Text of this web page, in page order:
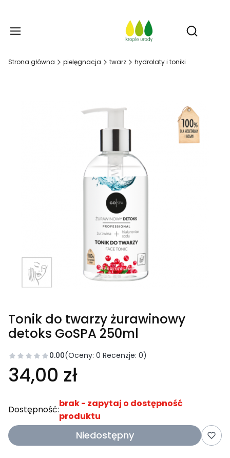
Otwórz
Strona główna pielęgnacja twarz hydrolaty i toniki
Tonik do twarzy żurawinowy
detoks GoSPA 250ml
0.00(Oceny: 0 Recenzje: 0)
34,00 zł
Dostępność:
brak - zapytaj o dostępność
produktu
Niedostępny